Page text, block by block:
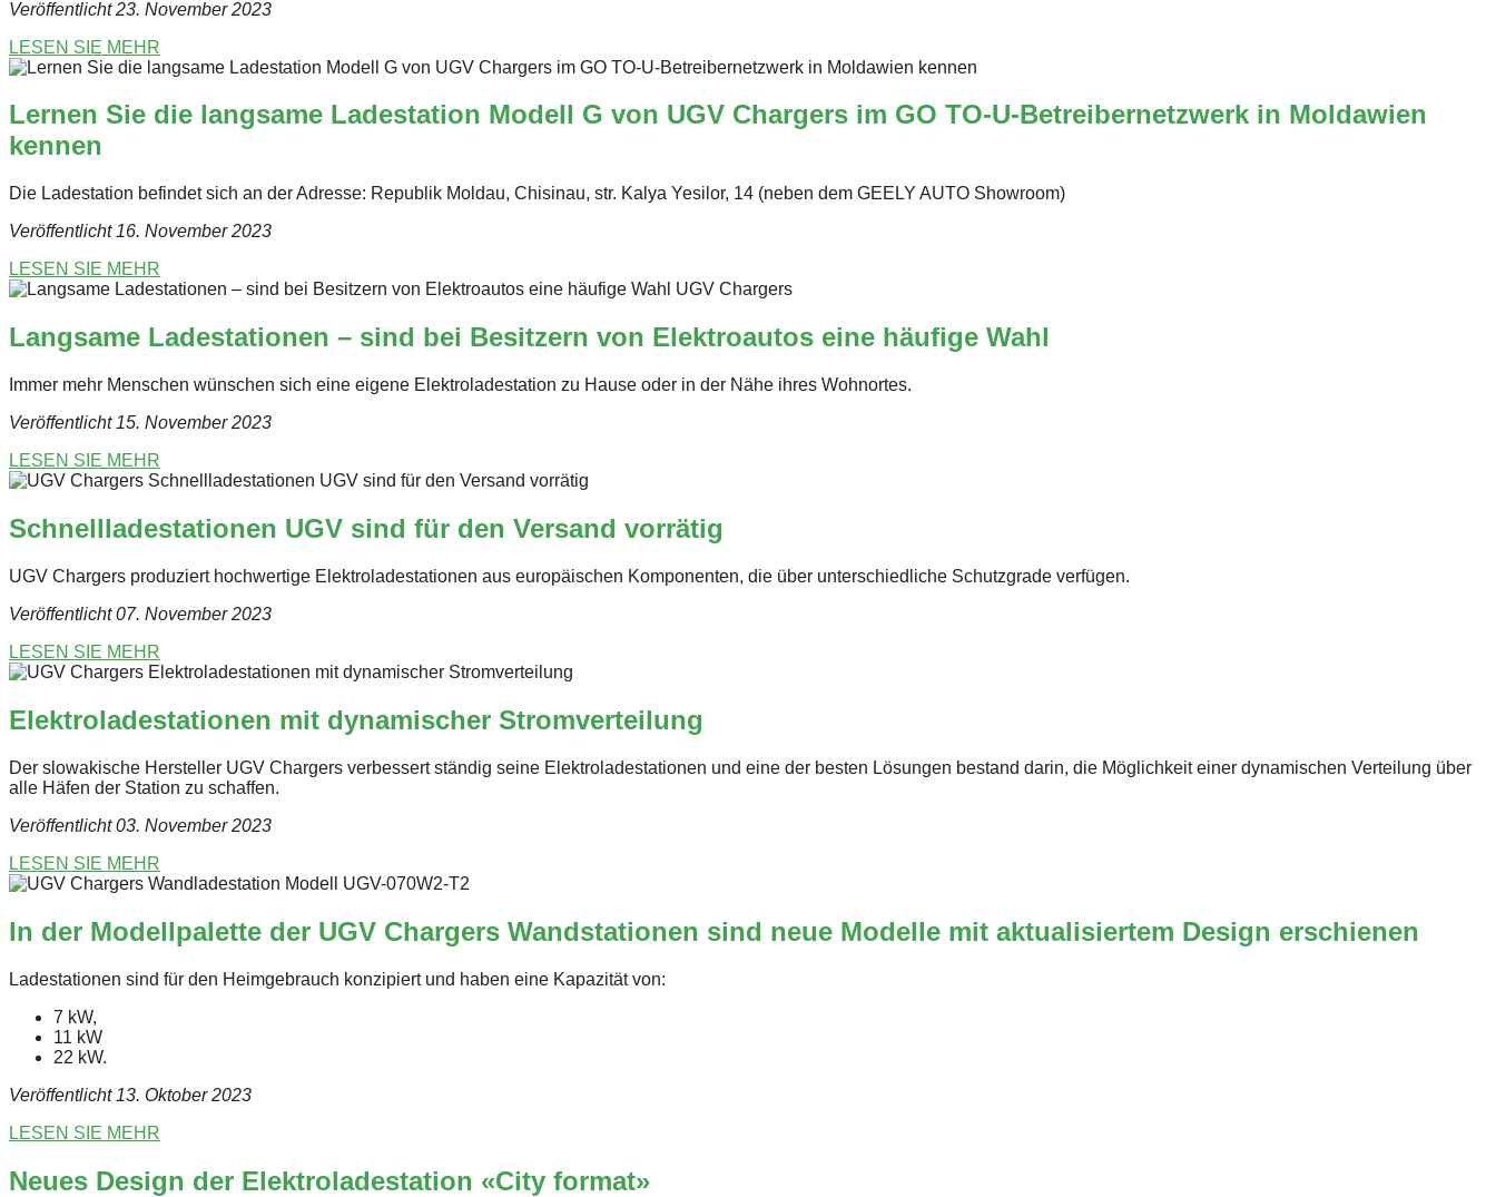
Veröffentlicht 23. November 2023
LESEN SIE MEHR
Lernen Sie die langsame Ladestation Modell G von UGV Chargers im GO TO-U-Betreibernetzwerk in Moldawien
kennen
Die Ladestation befindet sich an der Adresse: Republik Moldau, Chisinau, str. Kalya Yesilor, 14 (neben dem GEELY AUTO Showroom)
Veröffentlicht 16. November 2023
LESEN SIE MEHR
Langsame Ladestationen – sind bei Besitzern von Elektroautos eine häufige Wahl
Immer mehr Menschen wünschen sich eine eigene Elektroladestation zu Hause oder in der Nähe ihres Wohnortes.
Veröffentlicht 15. November 2023
LESEN SIE MEHR
Schnellladestationen UGV sind für den Versand vorrätig
UGV Chargers produziert hochwertige Elektroladestationen aus europäischen Komponenten, die über unterschiedliche Schutzgrade verfügen.
Veröffentlicht 07. November 2023
LESEN SIE MEHR
Elektroladestationen mit dynamischer Stromverteilung
Der slowakische Hersteller UGV Chargers verbessert ständig seine Elektroladestationen und eine der besten Lösungen bestand darin, die Möglichkeit einer dynamischen Verteilung über
alle Häfen der Station zu schaffen.
Veröffentlicht 03. November 2023
LESEN SIE MEHR
In der Modellpalette der UGV Chargers Wandstationen sind neue Modelle mit aktualisiertem Design erschienen
Ladestationen sind für den Heimgebrauch konzipiert und haben eine Kapazität von:
7 kW,
11 kW
22 kW.
Veröffentlicht 13. Oktober 2023
LESEN SIE MEHR
Neues Design der Elektroladestation «City format»